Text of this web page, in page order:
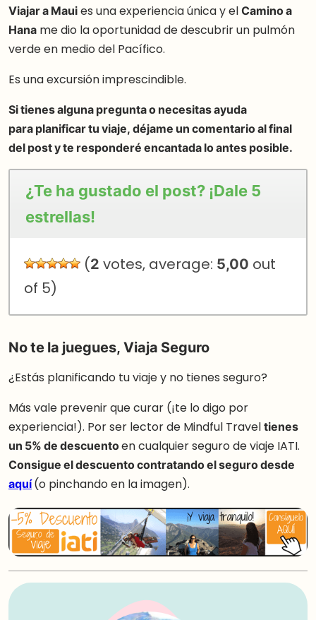
Viajar a Mauies una experiencia única y elCamino a
Hana me dio la oportunidad de descubrir un pulmón
verde en medio del Pacífico.
Es una excursión imprescindible.
Si tienes alguna pregunta o necesitas ayuda
para planificar tu viaje, déjame un comentario al final
del post y te responderé encantada lo antes posible.
¿Te ha gustado el post? ¡Dale 5
estrellas!
(2 votes, average: 5,00 out
of 5)
No te la juegues, Viaja Seguro
¿Estás planificando tu viaje y no tienes seguro?
Más vale prevenir que curar (¡te lo digo por
experiencia!). Por ser lector de Mindful Traveltienes
un 5% de descuentoen cualquier seguro de viaje IATI.
Consigue el descuento contratando el seguro desde
aquí(o pinchando en la imagen).